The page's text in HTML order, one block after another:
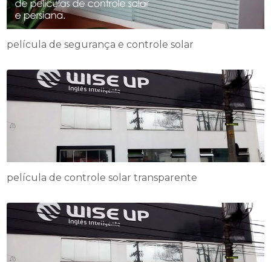
película de segurança e controle solar
película de controle solar transparente